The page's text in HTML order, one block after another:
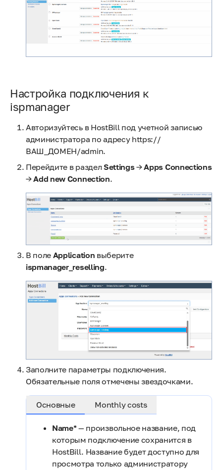
Настройка подключения к
ispmanager
Авторизуйтесь в HostBill под учетной записью
администратора по адресу https://
ВАШ_ДОМЕН/admin.
Перейдите в раздел Settings→Apps Connections
→Add new Connection.
В поле Application выберите
ispmanager_reselling.
Заполните параметры подключения.
Обязательные поля отмечены звездочками.
Основные Monthly costs
Name*— произвольное название, под
которым подключение сохранится в
HostBill. Название будет доступно для
просмотра только администратору